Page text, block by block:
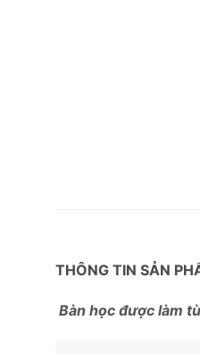
THÔNG TIN SẢN
Bàn học được làm